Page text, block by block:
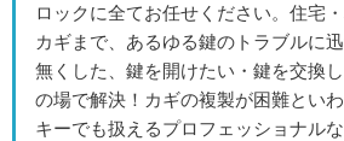
ロックに全てお任せください。住宅
カギまで、あるゆる鍵のトラブルに
無くした、鍵を開けたい・鍵を交換
の場で解決！カギの複製が困難とい
キーでも扱えるプロフェッショナル